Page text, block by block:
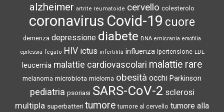
alzheimer artrite reumatoide cervello colesterolo
coronavirus Covid-19 cuore
demenza depressione diabete DNA emicrania emofilia
epilessia fegato HIV ictus infertilità influenza ipertensione LDL
leucemia malattie cardiovascolari malattie rare
melanoma microbiota mieloma obesità occhi Parkinson
pediatria psoriasi SARS-CoV-2 sclerosi
multipla superbatteri tumore tumore al cervello tumore alla